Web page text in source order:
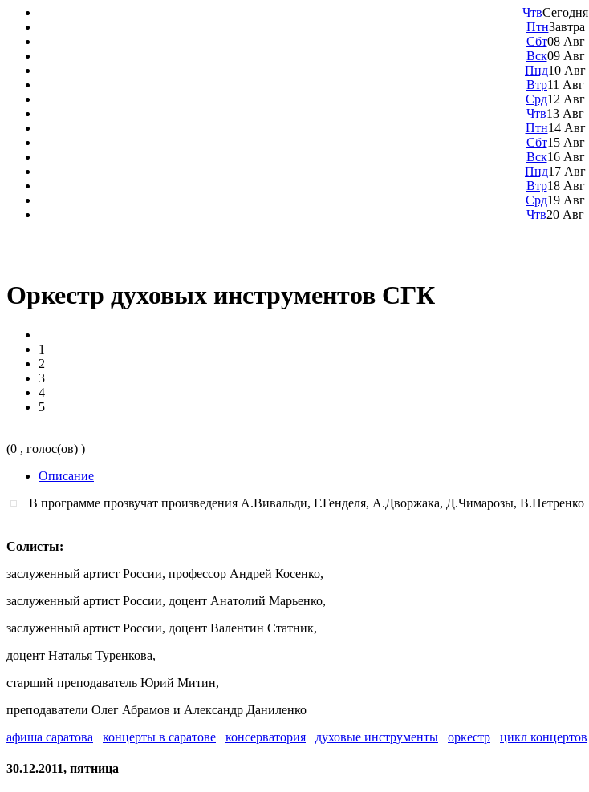
ЧтвСегодня
ПтнЗавтра
Сбт08 Авг
Вск09 Авг
Пнд10 Авг
Втр11 Авг
Срд12 Авг
Чтв13 Авг
Птн14 Авг
Сбт15 Авг
Вск16 Авг
Пнд17 Авг
Втр18 Авг
Срд19 Авг
Чтв20 Авг
Оркестр духовых инструментов СГК
1
2
3
4
5
(0 , голос(ов) )
Описание
В программе прозвучат произведения А.Вивальди, Г.Генделя, А.Дворжака, Д.Чимарозы, В.Петренко
Солисты:
заслуженный артист России, профессор Андрей Косенко,
заслуженный артист России, доцент Анатолий Марьенко,
заслуженный артист России, доцент Валентин Статник,
доцент Наталья Туренкова,
старший преподаватель Юрий Митин,
преподаватели Олег Абрамов и Александр Даниленко
афиша саратова
концерты в саратове консерватория духовые инструменты оркестр цикл концертов
30.12.2011, пятница